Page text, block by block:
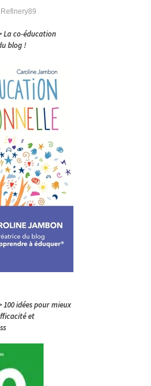
La co-éducation
blog !
100 idées pour mieux
et